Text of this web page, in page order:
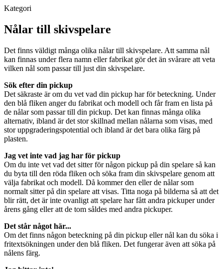
Kategori
Nålar till skivspelare
Det finns väldigt många olika nålar till skivspelare. Att samma nål
kan finnas under flera namn eller fabrikat gör det än svårare att veta
vilken nål som passar till just din skivspelare.
Sök efter din pickup
Det säkraste är om du vet vad din pickup har för beteckning. Under
den blå fliken anger du fabrikat och modell och får fram en lista på
de nålar som passar till din pickup. Det kan finnas många olika
alternativ, ibland är det stor skillnad mellan nålarna som visas, med
stor uppgraderingspotential och ibland är det bara olika färg på
plasten.
Jag vet inte vad jag har för pickup
Om du inte vet vad det sitter för någon pickup på din spelare så kan
du byta till den röda fliken och söka fram din skivspelare genom att
välja fabrikat och modell. Då kommer den eller de nålar som
normalt sitter på din spelare att visas. Titta noga på bilderna så att det
blir rätt, det är inte ovanligt att spelare har fått andra pickuper under
årens gång eller att de tom såldes med andra pickuper.
Det står något här...
Om det finns någon beteckning på din pickup eller nål kan du söka i
fritextsökningen under den blå fliken. Det fungerar även att söka på
nålens färg.